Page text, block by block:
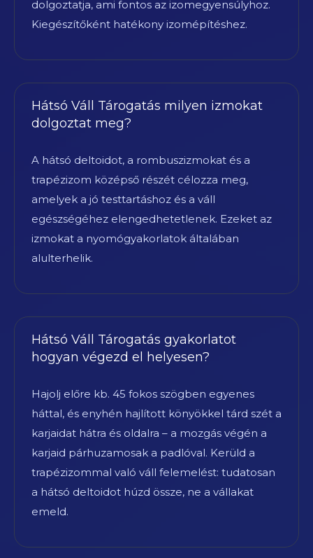
dolgoztatja, ami fontos az izomegyensúlyhoz.
Kiegészítőként hatékony izomépítéshez.
Hátsó Váll Tárogatás milyen izmokat
dolgoztat meg?
A hátsó deltoidot, a rombuszizmokat és a
trapézizom középső részét célozza meg,
amelyek a jó testtartáshoz és a váll
egészségéhez elengedhetetlenek. Ezeket az
izmokat a nyomógyakorlatok általában
alulterhelik.
Hátsó Váll Tárogatás gyakorlatot
hogyan végezd el helyesen?
Hajolj előre kb. 45 fokos szögben egyenes
háttal, és enyhén hajlított könyökkel tárd szét a
karjaidat hátra és oldalra – a mozgás végén a
karjaid párhuzamosak a padlóval. Kerüld a
trapézizommal való váll felemelést: tudatosan
a hátsó deltoidot húzd össze, ne a vállakat
emeld.